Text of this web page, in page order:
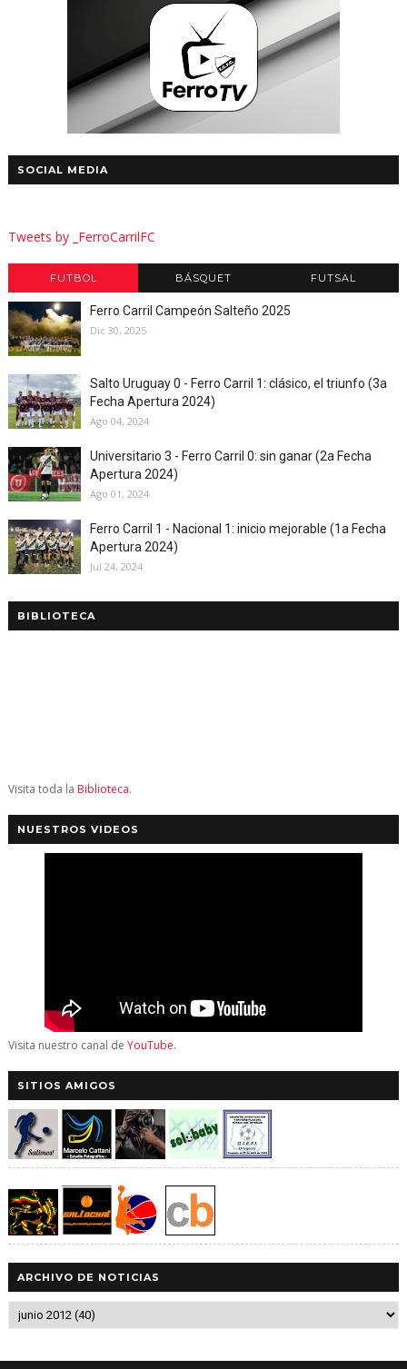
SOCIAL MEDIA
Tweets by _FerroCarrilFC
FUTBOL BÁSQUET FUTSAL
Ferro Carril Campeón Salteño 2025
Dic 30, 2025
Salto Uruguay 0 - Ferro Carril 1: clásico, el triunfo (3a
Fecha Apertura 2024)
Ago 04, 2024
Universitario 3 - Ferro Carril 0: sin ganar (2a Fecha
Apertura 2024)
Ago 01, 2024
Ferro Carril 1 - Nacional 1: inicio mejorable (1a Fecha
Apertura 2024)
Jul 24, 2024
BIBLIOTECA
Visita toda la Biblioteca.
NUESTROS VIDEOS
Visita nuestro canal de YouTube.
SITIOS AMIGOS
ARCHIVO DE NOTICIAS